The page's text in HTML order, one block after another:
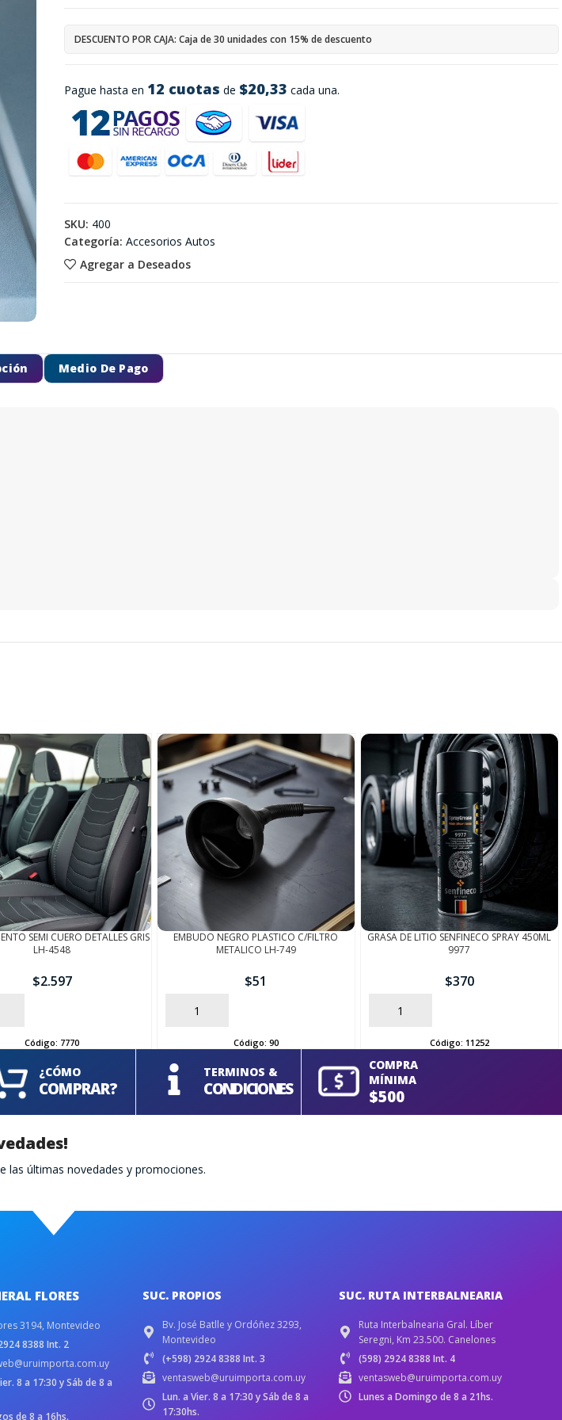
Pague hasta en 12 cuotas de $20,33 cada una.
DESCUENTO POR CAJA: Caja de 30 unidades con 15% de descuento
Agregar a Deseados
SKU: 400
Categoría: Accesorios Autos
Medio De Pago
SEMI CUERO DETALLES GRIS
LH-4548
$2.597
Código: 7770
EMBUDO NEGRO PLASTICO C/FILTRO
METALICO LH-749
$51
AÑADIR
Código: 90
GRASA DE LITIO SENFINECO SPRAY 450ML
9977
$370
AÑADIR
Código: 11252
¿CÓMO
COMPRAR?
TERMINOS &
CONDICIONES
COMPRA
MÍNIMA
$500
las últimas novedades y promociones.
FLORES
3194, Montevideo
8388 Int. 2
8 a 17:30 y Sáb de 8 a
de 8 a 16hs.
SUC. PROPIOS
Bv. José Batlle y Ordóñez 3293,
Montevideo
(+598) 2924 8388 Int. 3
ventasweb@uruimporta.com.uy
Lun. a Vier. 8 a 17:30 y Sáb de 8 a
17:30hs.
SUC. RUTA INTERBALNEARIA
Ruta Interbalnearia Gral. Líber
Seregni, Km 23.500. Canelones
(598) 2924 8388 Int. 4
ventasweb@uruimporta.com.uy
Lunes a Domingo de 8 a 21hs.
COMPRANDO